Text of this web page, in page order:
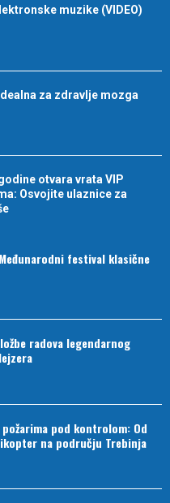
muzike (VIDEO)
za zdravlje mozga
otvara vrata VIP
Osvojite ulaznice za
festival klasične
radova legendarnog
požarima pod kontrolom: Od
na području Trebinja